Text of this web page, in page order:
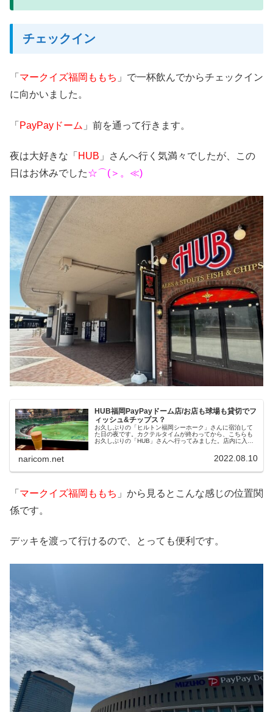
チェックイン
「 マークイズ福岡ももち 」で一杯飲んでからチェックイン
に向かいました。
「 PayPayドーム 」前を通って行きます。
夜は大好きな「 HUB 」さんへ行く気満々でしたが、この
日はお休みでした☆⌒(＞。≪)
HUB福岡PayPayドーム店/お店も球場も貸切でフ
ィッシュ&チップス？
お久しぶりの「ヒルトン福岡シーホーク」さんに宿泊して
た日の夜です。カクテルタイムが終わってから、こちらも
お久しぶりの「HUB」さんへ行ってみました。店内に入る
naricom.net 2022.08.10
「 マークイズ福岡ももち 」から見るとこんな感じの位置関
係です。
デッキを渡って行けるので、とっても便利です。